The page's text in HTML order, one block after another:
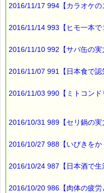
桜が見られるコースを
無意識に
桜餅に巻かれている
桜の葉には
胃腸を整える作用が
2016/11/17 994【カラオケの
2016/11/14 993【ヒモ一本で
2016/11/10 992【サバ缶の実
2016/11/07 991【日本食で認
2016/11/03 990【ミトコンド
2016/10/31 989【セリ鍋の実
2016/10/27 988【いびきをか
2016/10/24 987【日本酒で生
2016/10/20 986【肉体の疲労